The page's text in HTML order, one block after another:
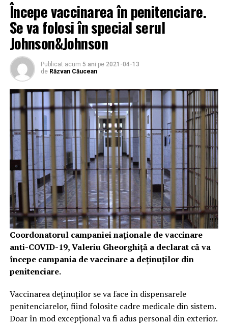
Începe vaccinarea în penitenciare.
Se va folosi în special serul
Johnson&Johnson
Publicat acum 5 ani pe 2021-04-13
de Răzvan Căucean
Coordonatorul campaniei naționale de vaccinare
anti-COVID-19, Valeriu Gheorghiță a declarat că va
începe campania de vaccinare a deținuților din
penitenciare.
Vaccinarea deținuților se va face în dispensarele
penitenciarelor, fiind folosite cadre medicale din sistem.
Doar în mod excepțional va fi adus personal din exterior.